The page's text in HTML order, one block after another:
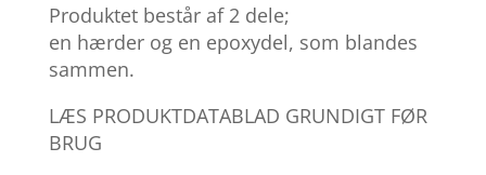
Produktet består af 2 dele;
en hærder og en epoxydel, som blandes
sammen.
LÆS PRODUKTDATABLAD GRUNDIGT FØR
BRUG